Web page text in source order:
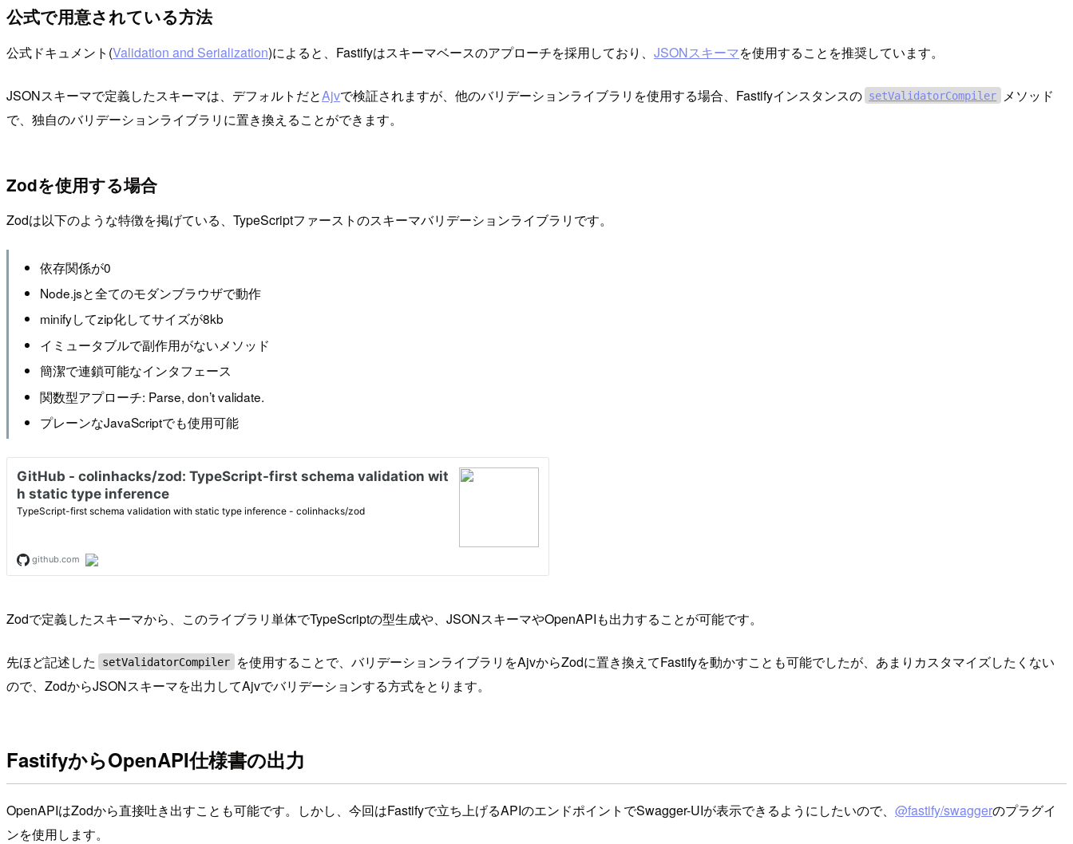
公式で用意されている方法
公式ドキュメント(Validation and Serialization)によると、Fastifyはスキーマベースのアプローチを採用しており、 JSONスキーマを使用することを推奨しています。
JSONスキーマで定義したスキーマは、デフォルトだとAjvで検証されますが、他のバリデーションライブラリを使用する場合、Fastifyインスタンスの setValidatorCompiler
メソッド
で、独自のバリデーションライブラリに置き換えることができます。
Zodを使用する場合
Zodは以下のような特徴を掲げている、TypeScriptファーストのスキーマバリデーションライブラリです。
依存関係が0
Node.jsと全てのモダンブラウザで動作
minifyしてzip化してサイズが8kb
イミュータブルで副作用がないメソッド
簡潔で連鎖可能なインタフェース
関数型アプローチ: Parse, don’t validate.
プレーンなJavaScriptでも使用可能
Zodで定義したスキーマから、このライブラリ単体でTypeScriptの型生成や、JSONスキーマやOpenAPIも出力することが可能です。
先ほど記述した setValidatorCompiler
を使用することで、バリデーションライブラリをAjvからZodに置き換えてFastifyを動かすことも可能でしたが、あまりカスタマイズしたくない
ので、ZodからJSONスキーマを出力してAjvでバリデーションする方式をとります。
FastifyからOpenAPI仕様書の出力
OpenAPIはZodから直接吐き出すことも可能です。しかし、今回はFastifyで立ち上げるAPIのエンドポイントでSwagger-UIが表示できるようにしたいので、 @fastify/swaggerのプラグイ
ンを使用します。